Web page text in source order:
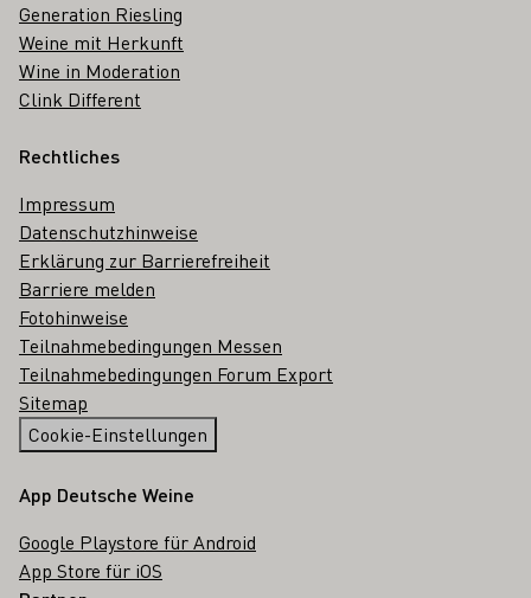
Generation Riesling
Weine mit Herkunft
Wine in Moderation
Clink Different
Rechtliches
Impressum
Datenschutzhinweise
Erklärung zur Barrierefreiheit
Barriere melden
Fotohinweise
Teilnahmebedingungen Messen
Teilnahmebedingungen Forum Export
Sitemap
Cookie-Einstellungen
App Deutsche Weine
Google Playstore für Android
App Store für iOS